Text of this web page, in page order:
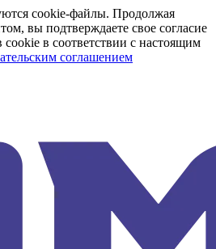
cookie-файлы. Продолжая
вы подтверждаете свое согласие
в соответствии с настоящим
соглашением